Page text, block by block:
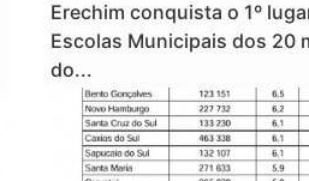
Erechim conquista o 1º
Escolas Municipais dos 20
do...